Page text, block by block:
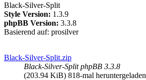
Black-Silver-Split
Style Version: 1.3.9
phpBB Version: 3.3.8
Basierend auf: prosilver
Black-Silver-Split.zip
Black-Silver-Split phpBB 3.3.8
(203.94 KiB) 818-mal heruntergeladen